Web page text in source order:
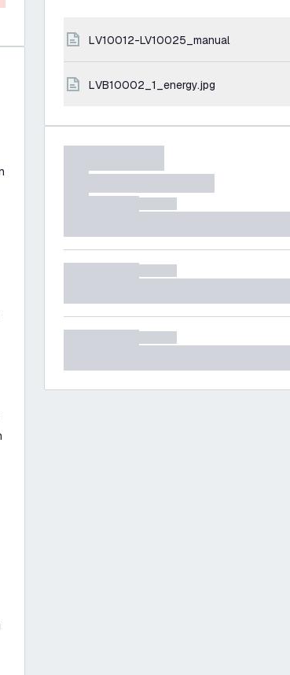
LV10012-LV10025_manual
LVB10002_1_energy.jpg